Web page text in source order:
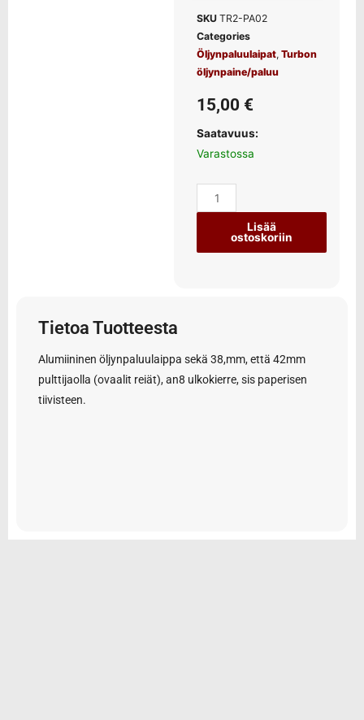
SKU TR2-PA02
Categories
Öljynpaluulaipat, Turbon
öljynpaine/paluu
15,00 €
Saatavuus:
Varastossa
Lisää
ostoskoriin
Tietoa Tuotteesta
Alumiininen öljynpaluulaippa sekä 38,mm, että 42mm
pulttijaolla (ovaalit reiät), an8 ulkokierre, sis paperisen
tiivisteen.